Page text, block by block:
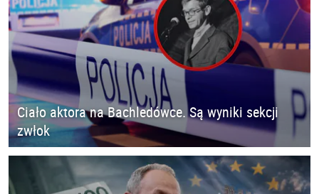
Ciało aktora na Bachledówce. Są wyniki sekcji
zwłok